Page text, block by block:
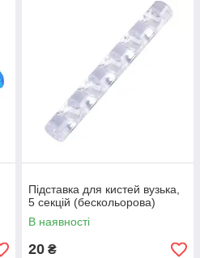
Підставка для кистей вузька,
5 секцій (бескольорова)
В наявності
20 ₴